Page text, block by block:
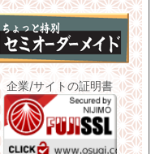
企業/サイトの証明書